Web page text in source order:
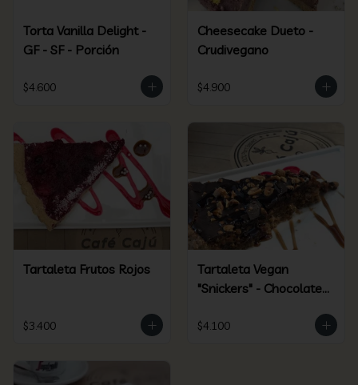
Torta Vanilla Delight -
GF - SF - Porción
$4.600
Cheesecake Dueto -
Crudivegano
$4.900
Tartaleta Frutos Rojos
$3.400
Tartaleta Vegan
"Snickers" - Chocolate /
$4.100